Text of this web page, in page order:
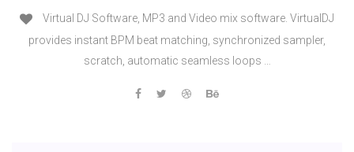
Virtual DJ Software, MP3 and Video mix software. VirtualDJ
provides instant BPM beat matching, synchronized sampler,
scratch, automatic seamless loops …